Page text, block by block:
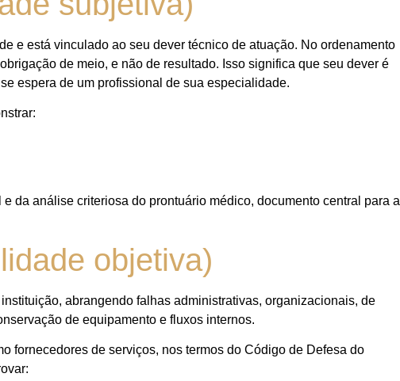
e está vinculado ao seu dever técnico de atuação. No ordenamento
de meio, e não de resultado. Isso significa que seu dever é
espera de um profissional de sua especialidade.
da análise criteriosa do prontuário médico, documento central para a
objetiva)
abrangendo falhas administrativas, organizacionais, de
de equipamento e fluxos internos.
fornecedores de serviços, nos termos do Código de Defesa do